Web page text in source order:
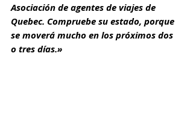
Asociación de agentes de viajes de
Quebec. Compruebe su estado, porque
se moverá mucho en los próximos dos
o tres días.»